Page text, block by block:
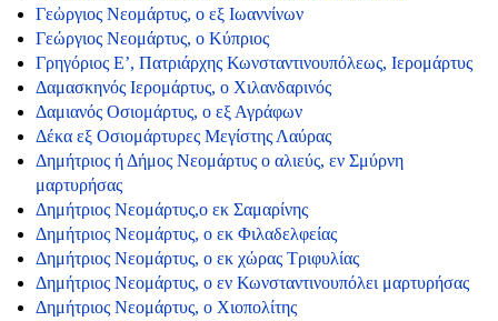
Γεὠργιος Νεομάρτυς, ο εξ Ιωαννίνων
Γεώργιος Νεομάρτυς, ο Κύπριος
Γρηγόριος Ε’, Πατριάρχης Κωνσταντινουπόλεως, Ιερομάρτυς
Δαμασκηνός Ιερομάρτυς, ο Χιλανδαρινός
Δαμιανός Οσιομάρτυς, ο εξ Αγράφων
Δέκα εξ Οσιομάρτυρες Μεγίστης Λαύρας
Δημήτριος ή Δήμος Νεομάρτυς ο αλιεύς, εν Σμύρνη
μαρτυρήσας
Δημήτριος Νεομάρτυς,ο εκ Σαμαρίνης
Δημήτριος Νεομάρτυς, ο εκ Φιλαδελφείας
Δημήτριος Νεομάρτυς, ο εκ χώρας Τριφυλίας
Δημήτριος Νεομάρτυς, ο εν Κωνσταντινουπόλει μαρτυρήσας
Δημήτριος Νεομάρτυς, ο Χιοπολίτης